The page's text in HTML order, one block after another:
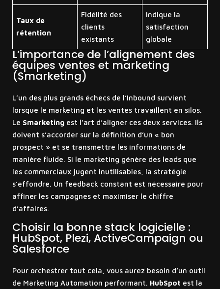
Taux de
rétention
Fidélité des
clients
existants
Indique la
satisfaction
globale
L’importance de l’alignement des
équipes ventes et marketing
(Smarketing)
L’un des plus grands échecs de l’Inbound survient
lorsque le marketing et les ventes travaillent en silos.
Le Smarketingest l’art d’aligner ces deux services. Ils
doivent s’accorder sur la définition d’un « bon
prospect » et se transmettre les informations de
manière fluide. Si le marketing génère des leads que
les commerciaux jugent inutilisables, la stratégie
s’effondre. Un feedback constant est nécessaire pour
affiner les campagnes et maximiser le chiffre
d’affaires.
Choisir la bonne stack logicielle :
HubSpot, Plezi, ActiveCampaign ou
Salesforce
Pour orchestrer tout cela, vous aurez besoin d’un outil
de Marketing Automation performant. HubSpot est la